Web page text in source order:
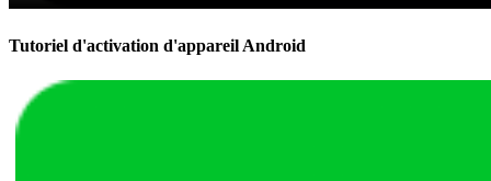
Tutoriel d'activation d'appareil Android